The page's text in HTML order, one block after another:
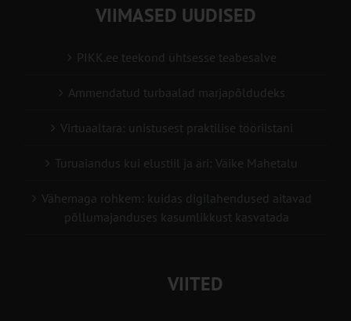
VIIMASED UUDISED
PIKK.ee teekond ühtsesse teabesalve
Ammendatud turbaalad marjapõldudeks
Virtuaaltara: unistusest praktilise tööriistani
Turuaiandus kui elustiil ja äri: Väike Mahetalu
Vähemaga rohkem: kuidas digilahendused aitavad
põllumajanduses kasumlikkust kasvatada
VIITED